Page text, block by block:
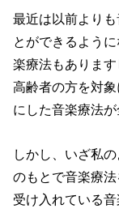
最近は以前より
とができるよう
楽療法もありま
高齢者の方を対
にした音楽療法
しかし、いざ私
のもとで音楽療
受け入れている